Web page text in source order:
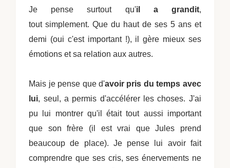
Je pense surtout qu'il a grandit,
tout simplement. Que du haut de ses 5 ans et
demi (oui c'est important !), il gère mieux ses
émotions et sa relation aux autres.
Mais je pense que d'avoir pris du temps avec
lui, seul, a permis d'accélérer les choses. J'ai
pu lui montrer qu'il était tout aussi important
que son frère (il est vrai que Jules prend
beaucoup de place). Je pense lui avoir fait
comprendre que ses cris, ses énervements ne